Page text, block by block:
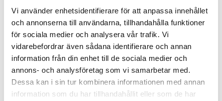
Vi använder enhetsidentifierare för att anpassa innehållet
och annonserna till användarna, tillhandahålla funktioner
för sociala medier och analysera vår trafik. Vi
vidarebefordrar även sådana identifierare och annan
information från din enhet till de sociala medier och
annons- och analysföretag som vi samarbetar med.
Dessa kan i sin tur kombinera informationen med annan
information som du har tillhandahållit eller som de har
utbildad personal. Så till exempel fanns endast ett
40-tal läkare kvar för en befolkning på omkring 10
miljoner. Teknisk utrustning togs med till Portugal
eller förstördes. I denna akuta brist på utbildad
personal riktade sig Moçambique till organisationer
som stött dem under befrielsekampen om begäran
på biståndsarbetare.